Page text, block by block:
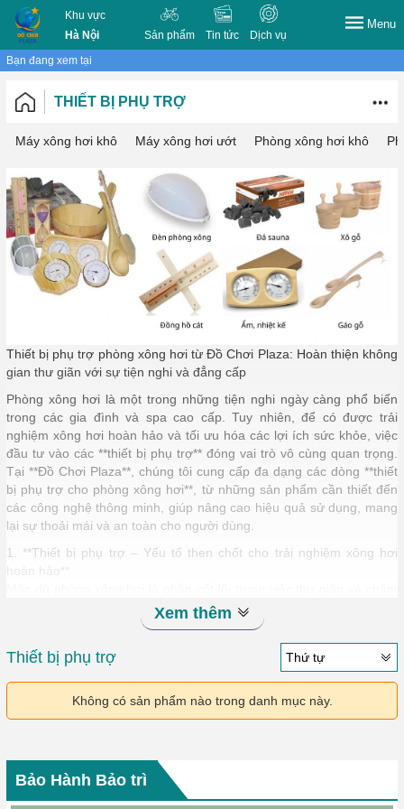
Khu vực
Hà Nội
Sản phẩm Tin tức Dịch vụ
Menu
Bạn đang xem tại
THIẾT BỊ PHỤ TRỢ
Máy xông hơi khô Máy xông hơi ướt Phòng xông hơi khô
Thiết bị phụ trợ phòng xông hơi từ Đồ Chơi Plaza: Hoàn thiện không
gian thư giãn với sự tiện nghi và đẳng cấp
Phòng xông hơi là một trong những tiện nghi ngày càng phổ biến
trong các gia đình và spa cao cấp. Tuy nhiên, để có được trải
nghiệm xông hơi hoàn hảo và tối ưu hóa các lợi ích sức khỏe, việc
đầu tư vào các **thiết bị phụ trợ** đóng vai trò vô cùng quan trọng.
Tại **Đồ Chơi Plaza**, chúng tôi cung cấp đa dạng các dòng **thiết
bị phụ trợ cho phòng xông hơi**, từ những sản phẩm cần thiết đến
các công nghệ thông minh, giúp nâng cao hiệu quả sử dụng, mang
lại sự thoải mái và an toàn cho người dùng.
1. **Thiết bị phụ trợ – Yếu tố then chốt cho trải nghiệm xông hơi
hoàn hảo**
sóc sức khỏe, nhưng để tối ưu hóa trải nghiệm này, các **thiết bị
phụ trợ** là yếu tố không thể thiếu. Đồ Chơi Plaza hiểu rõ rằng, một
phòng xông hơi chất lượng không chỉ dừng lại ở việc tạo hơi nóng,
mà còn phải mang lại sự **tiện nghi, an toàn và thoải mái** cho
người dùng.
Chính vì thế, chúng tôi cung cấp các thiết bị như **máy xông hơi**,
**bộ điều khiển nhiệt độ**, **đèn chiếu sáng**, **hệ thống âm
hoàn thiện trải nghiệm của người dùng. Những thiết bị này không
chỉ giúp tăng cường hiệu quả xông hơi, mà còn đảm bảo quá trình
thư giãn diễn ra một cách dễ chịu và an toàn nhất.
Xem thêm
Thiết bị phụ trợ Thứ tự
Không có sản phẩm nào trong danh mục này.
Bảo Hành Bảo trì